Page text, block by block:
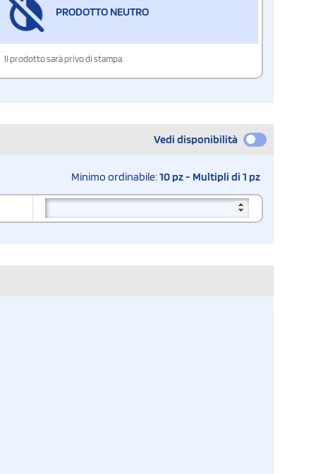
PRODOTTO NEUTRO
Il prodotto sarà privo di stampa.
Vedi disponibilità
Minimo ordinabile:10 pz - Multipli di 1 pz